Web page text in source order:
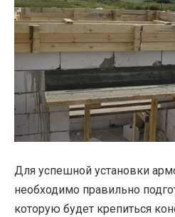
Для успешной установки
необходимо правильно
которую будет крепиться